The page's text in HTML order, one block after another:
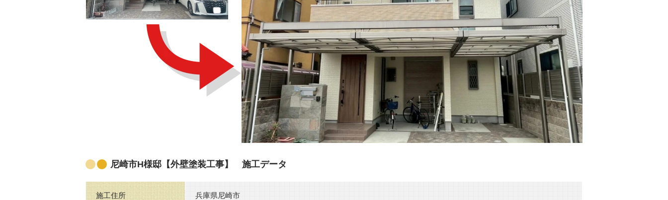
尼崎市H様邸【外壁塗装工事】 施工データ
施工住所 兵庫県尼崎市